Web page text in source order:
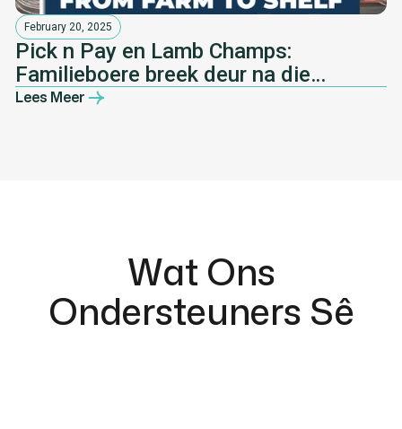
February 20, 2025
Pick n Pay en Lamb Champs:
Familieboere breek deur na die
kleinhandel
Lees Meer
Wat Ons
Ondersteuners Sê